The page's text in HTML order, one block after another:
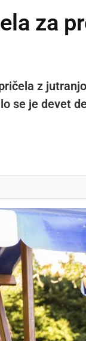
za
z
se je devet